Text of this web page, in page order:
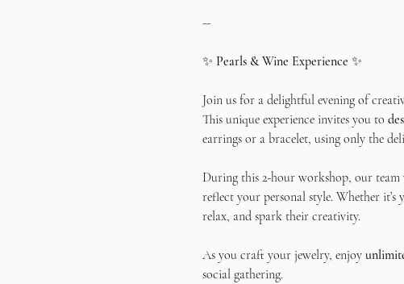
--
✨ Pearls & Wine Experience ✨
Join us for a delightful evening of
This unique experience invites you to
earrings or a bracelet, using only the
During this 2-hour workshop, our team
reflect your personal style. Whether
relax, and spark their creativity.
As you craft your jewelry, enjoy
social gathering.